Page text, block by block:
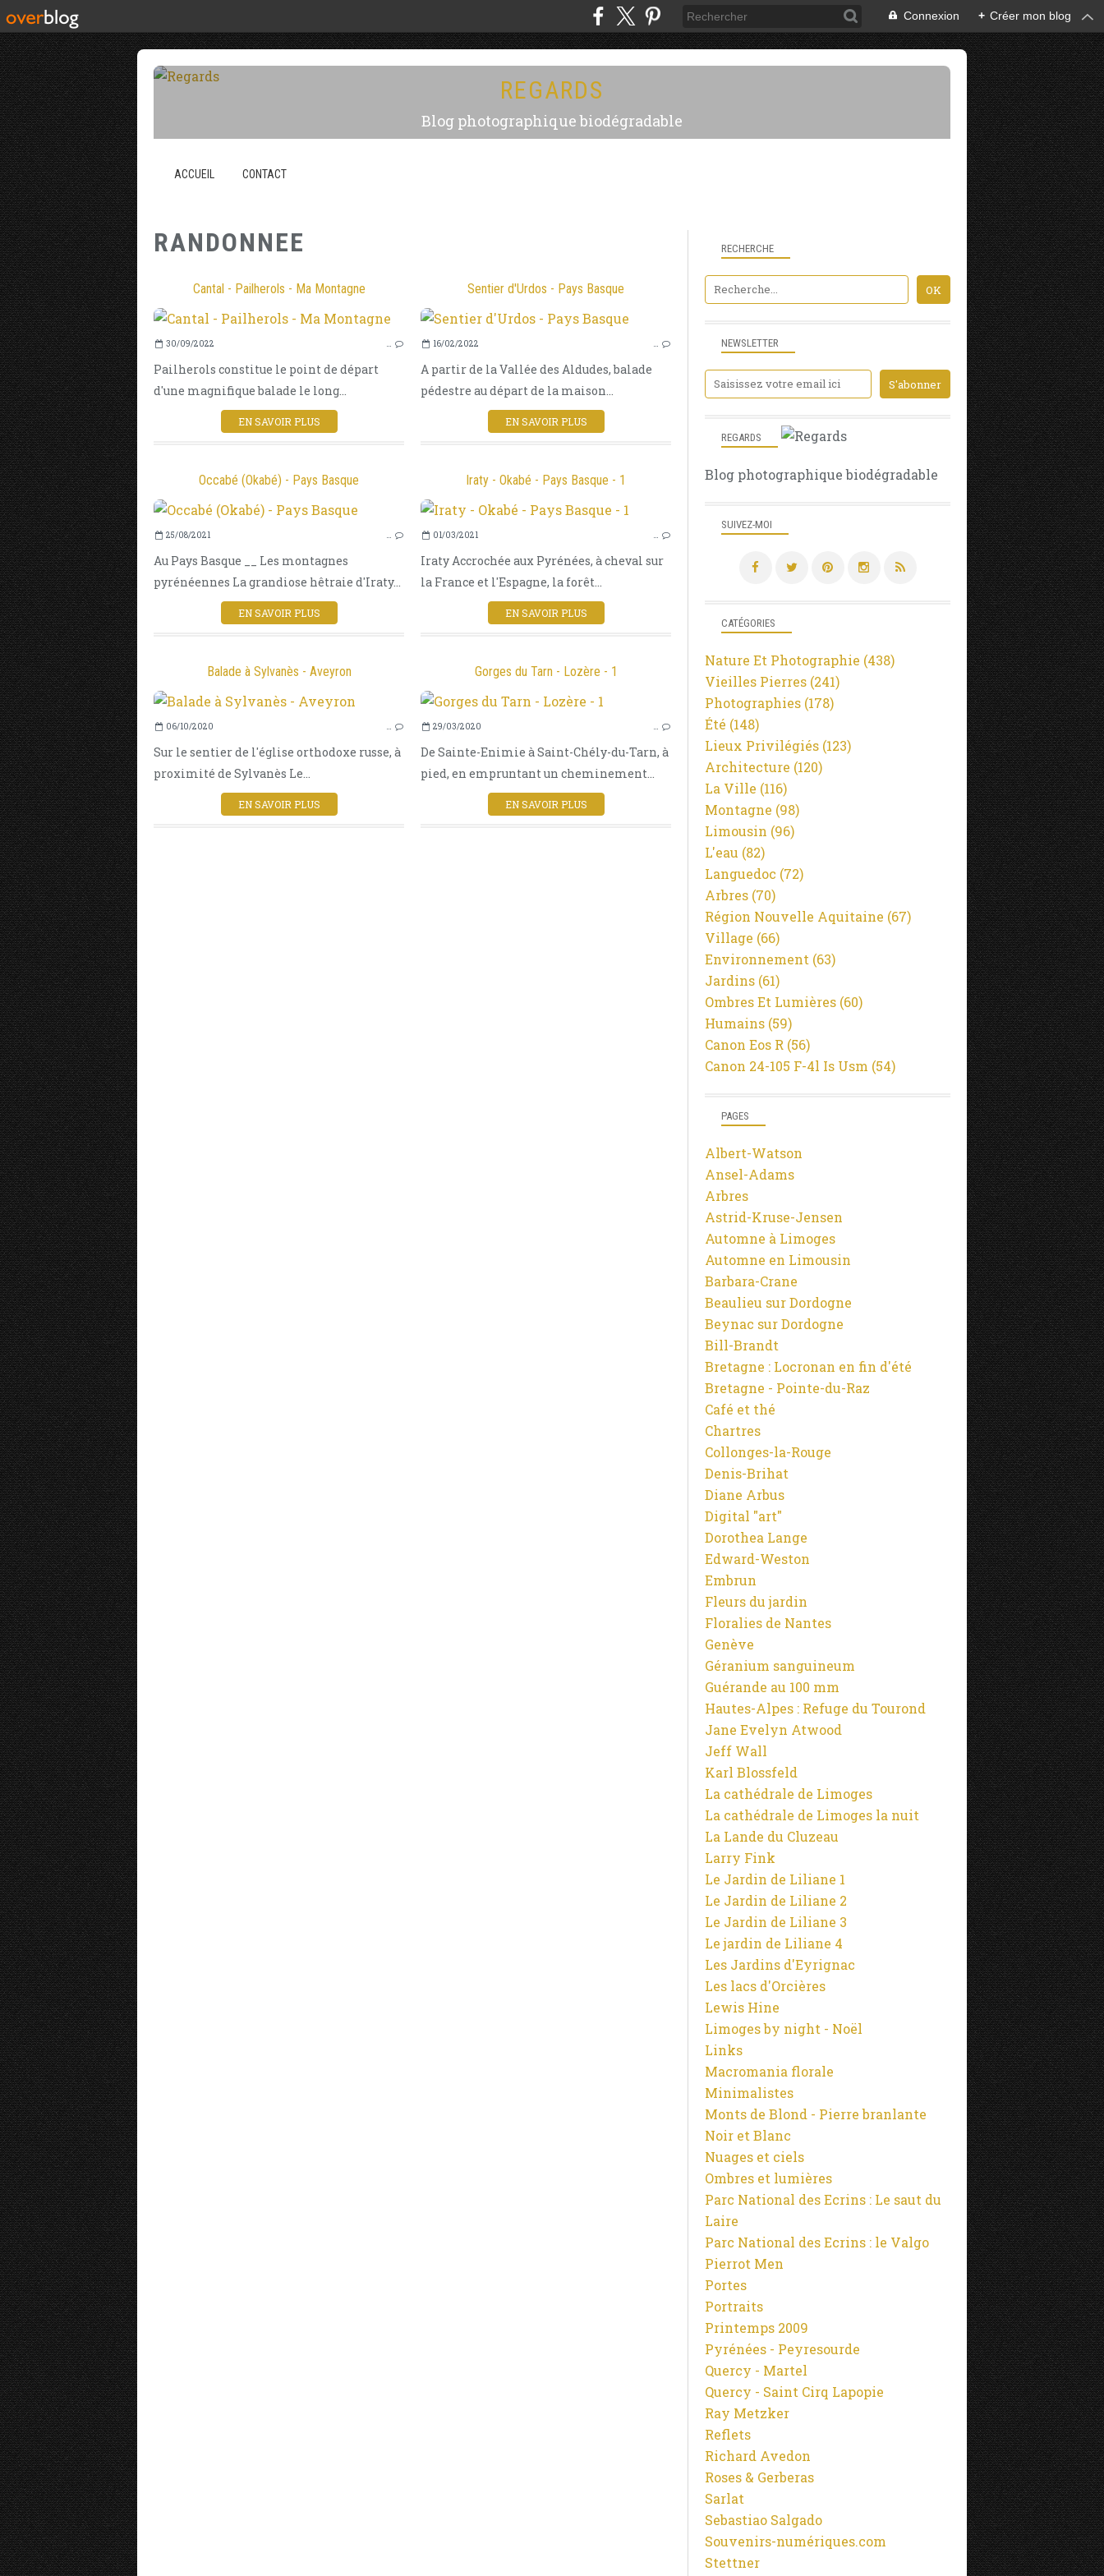
Connexion + Créer mon blog
REGARDS
Blog photographique biodégradable
ACCUEIL CONTACT
RANDONNEE
Cantal - Pailherols - Ma Montagne
PAILHEROLS
ESTIVE
PLATEAU
MASSIF CANTALIEN
RANDONNÉE
NATURE
30/09/2022 …
Pailherols constitue le point de départ
d'une magnifique balade le long...
EN SAVOIR PLUS
Sentier d'Urdos - Pays Basque
MAISON FORTE
PAYS BASQUE
RÉGION NOUVELLE AQUITAINE
FORÊT
16/02/2022 …
A partir de la Vallée des Aldudes, balade
pédestre au départ de la maison...
EN SAVOIR PLUS
Occabé (Okabé) - Pays Basque
PAYS BASQUE
IRATI
MONTAGNE
CROMLECHS
ARBRES
25/08/2021 …
Au Pays Basque __ Les montagnes
pyrénéennes La grandiose hêtraie d'Iraty...
EN SAVOIR PLUS
Iraty - Okabé - Pays Basque - 1
BASSE NAVARRE
RÉGION NOUVELLE AQUITAINE
CROMLECHS
PASTORALISME
01/03/2021 …
Iraty Accrochée aux Pyrénées, à cheval sur
la France et l'Espagne, la forêt...
EN SAVOIR PLUS
Balade à Sylvanès - Aveyron
SYLVANÈS
AVEYRON
RANDONNÉE
OCCITANIE
06/10/2020 …
Sur le sentier de l'église orthodoxe russe, à
proximité de Sylvanès Le...
EN SAVOIR PLUS
Gorges du Tarn - Lozère - 1
GORGES DU TARN
29/03/2020 …
De Sainte-Enimie à Saint-Chély-du-Tarn, à
pied, en empruntant un cheminement...
EN SAVOIR PLUS
NEWSLETTER
SUIVEZ-MOI
RECHERCHE
REGARDS
Blog photographique biodégradable
PAGES
Albert-Watson
Ansel-Adams
Arbres
Astrid-Kruse-Jensen
Automne à Limoges
Automne en Limousin
Barbara-Crane
Beaulieu sur Dordogne
Beynac sur Dordogne
Bill-Brandt
Bretagne : Locronan en fin d'été
Bretagne - Pointe-du-Raz
Café et thé
Chartres
Collonges-la-Rouge
Denis-Brihat
Diane Arbus
Digital "art"
Dorothea Lange
Edward-Weston
Embrun
Fleurs du jardin
Floralies de Nantes
Genève
Géranium sanguineum
Guérande au 100 mm
Hautes-Alpes : Refuge du Tourond
Jane Evelyn Atwood
Jeff Wall
Karl Blossfeld
La cathédrale de Limoges
La cathédrale de Limoges la nuit
La Lande du Cluzeau
Larry Fink
Le Jardin de Liliane 1
Le Jardin de Liliane 2
Le Jardin de Liliane 3
Le jardin de Liliane 4
Les Jardins d'Eyrignac
Les lacs d'Orcières
Lewis Hine
Limoges by night - Noël
Links
Macromania florale
Minimalistes
Monts de Blond - Pierre branlante
Noir et Blanc
Nuages et ciels
Ombres et lumières
Parc National des Ecrins : Le saut du
Laire
Parc National des Ecrins : le Valgo
Pierrot Men
Portes
Portraits
Printemps 2009
Pyrénées - Peyresourde
Quercy - Martel
Quercy - Saint Cirq Lapopie
Ray Metzker
Reflets
Richard Avedon
Roses & Gerberas
Sarlat
Sebastiao Salgado
Souvenirs-numériques.com
Stettner
CATÉGORIES
Nature Et Photographie (438)
Vieilles Pierres (241)
Photographies (178)
Été (148)
Lieux Privilégiés (123)
Architecture (120)
La Ville (116)
Montagne (98)
Limousin (96)
L'eau (82)
Languedoc (72)
Arbres (70)
Région Nouvelle Aquitaine (67)
Village (66)
Environnement (63)
Jardins (61)
Ombres Et Lumières (60)
Humains (59)
Canon Eos R (56)
Canon 24-105 F-4l Is Usm (54)